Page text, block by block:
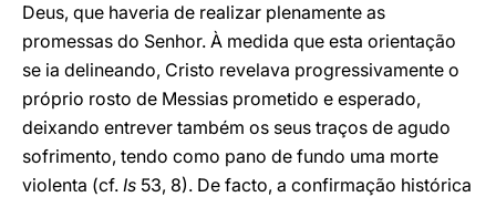
Deus, que haveria de realizar plenamente as
promessas do Senhor. À medida que esta orientação
se ia delineando, Cristo revelava progressivamente o
próprio rosto de Messias prometido e esperado,
deixando entrever também os seus traços de agudo
sofrimento, tendo como pano de fundo uma morte
violenta (cf. Is 53, 8). De facto, a confirmação histórica